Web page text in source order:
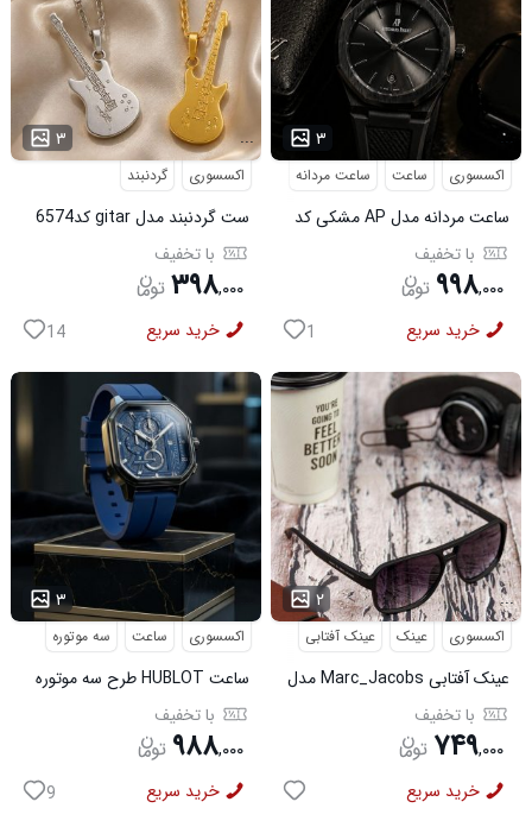
۳ ...
اکسسوری گردنبند
ست گردنبند مدل gitar کد6574
با تخفیف
۳۹۸,۰۰۰
خرید سریع 14
۳ ...
اکسسوری ساعت ساعت مردانه
ساعت مردانه مدل AP مشکی کد
6546با تخفیف
۹۹۸,۰۰۰
خرید سریع 1
۳
اکسسوری ساعت سه موتوره
ساعت HUBLOT طرح سه موتوره
سورمه ای کد 6559
با تخفیف
۹۸۸,۰۰۰
خرید سریع 9
۲ ...
اکسسوری عینک عینک آفتابی
عینک آفتابی Marc_Jacobs مدل
3956با تخفیف
۷۴۹,۰۰۰
خرید سریع